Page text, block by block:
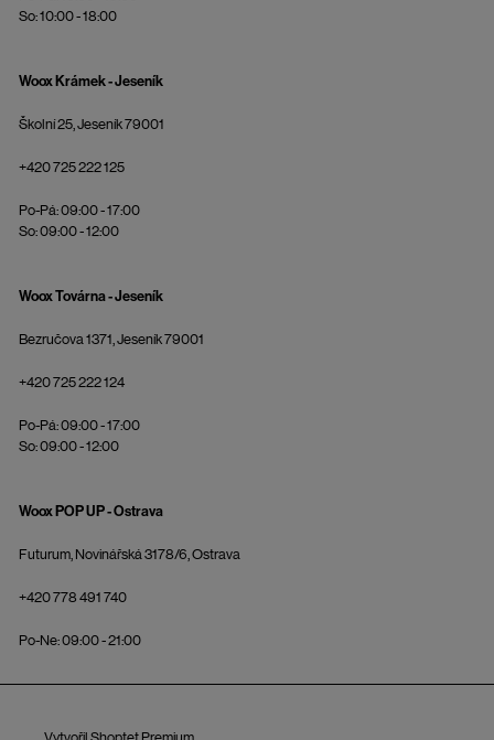
So: 10:00 - 18:00
Woox Krámek - Jeseník
Školní 25, Jeseník 79001
+420 725 222 125
Po-Pá: 09:00 - 17:00
So: 09:00 - 12:00
Woox Továrna - Jeseník
Bezručova 1371, Jeseník 79001
+420 725 222 124
Po-Pá: 09:00 - 17:00
So: 09:00 - 12:00
Woox POP UP - Ostrava
Futurum, Novinářská 3178/6, Ostrava
+420 778 491 740
Po-Ne: 09:00 - 21:00